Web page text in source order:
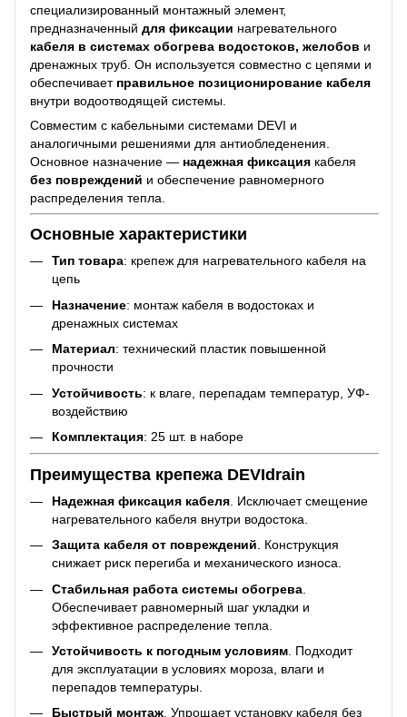
специализированный монтажный элемент,
предназначенный для фиксации нагревательного
кабеля в системах обогрева водостоков, желобов и
дренажных труб. Он используется совместно с цепями и
обеспечивает правильное позиционирование кабеля
внутри водоотводящей системы.
Совместим с кабельными системами DEVI и
аналогичными решениями для антиобледенения.
Основное назначение — надежная фиксация кабеля
без повреждений и обеспечение равномерного
распределения тепла.
Основные характеристики
Тип товара: крепеж для нагревательного кабеля на
цепь
Назначение: монтаж кабеля в водостоках и
дренажных системах
Материал: технический пластик повышенной
прочности
Устойчивость: к влаге, перепадам температур, УФ-
воздействию
Комплектация: 25 шт. в наборе
Преимущества крепежа DEVIdrain
Надежная фиксация кабеля . Исключает смещение
нагревательного кабеля внутри водостока.
Защита кабеля от повреждений. Конструкция
снижает риск перегиба и механического износа.
Стабильная работа системы обогрева
Обеспечивает равномерный шаг укладки и
эффективное распределение тепла.
Устойчивость к погодным условиям . Подходит
для эксплуатации в условиях мороза, влаги и
перепадов температуры.
Быстрый монтаж. Упрощает установку кабеля без